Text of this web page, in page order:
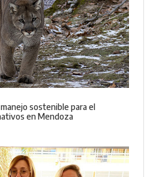
sostenible para el
en Mendoza